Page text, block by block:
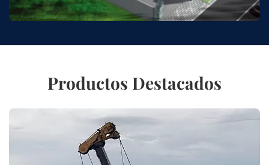
Productos Destacados